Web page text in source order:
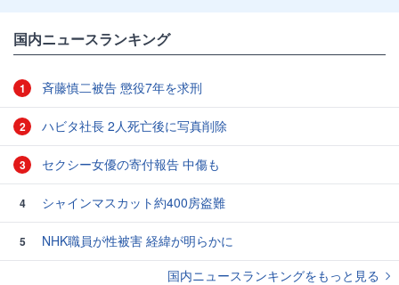
国内ニュースランキング
1 斉藤慎二被告 懲役7年を求刑
2 ハビタ社長 2人死亡後に写真削除
3 セクシー女優の寄付報告 中傷も
4 シャインマスカット約400房盗難
5
NHK職員が性被害 経緯が明らかに
国内ニュースランキングをもっと見る